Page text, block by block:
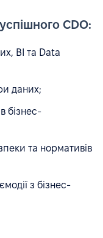
CDO:
BI та Data
даних;
бізнес-
та нормативів
з бізнес-